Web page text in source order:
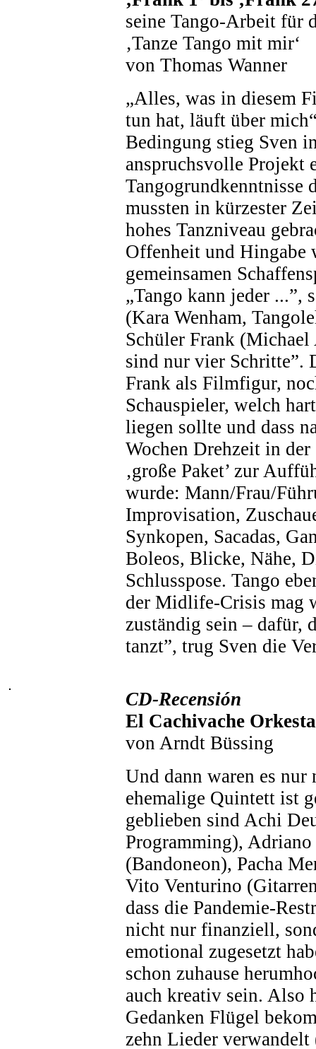
seine Tango-Arbeit für
‚Tanze Tango mit mir‘
von Thomas Wanner
„Alles, was in diesem
tun hat, läuft über
Bedingung stieg Sven
anspruchsvolle Projekt
Tangogrundkenntnisse
mussten in kürzester
hohes Tanzniveau
Offenheit und Hingabe
gemeinsamen
„Tango kann jeder ...”,
(Kara Wenham,
Schüler Frank
sind nur vier Schritte”.
Frank als Filmfigur,
Schauspieler, welch
liegen sollte und dass
Wochen Drehzeit in der
‚große Paket’ zur
wurde: Mann/Frau/
Improvisation,
Synkopen, Sacadas,
Boleos, Blicke, Nähe,
Schlusspose. Tango
der Midlife-Crisis mag
zuständig sein – dafür,
tanzt”, trug Sven die
CD-Recensión
El Cachivache Orkesta
von Arndt Büssing
Und dann waren es nur
ehemalige Quintett ist
geblieben sind Achi
Programming),
(Bandoneon), Pacha
Vito Venturino
dass die Pandemie-
nicht nur finanziell,
emotional zugesetzt
schon zuhause
auch kreativ sein. Also
Gedanken Flügel
zehn Lieder verwandelt